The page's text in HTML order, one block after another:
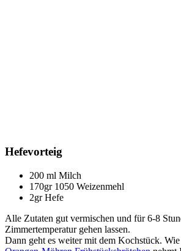
Hefevorteig
200 ml Milch
170gr 1050 Weizenmehl
2gr Hefe
Alle Zutaten gut vermischen und für 6-8
Zimmertemperatur gehen lassen.
Dann geht es weiter mit dem Kochstück. Wie